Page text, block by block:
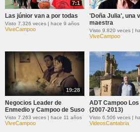
7:1
Las júnior van a por todas
Visto 7.326 veces | hace 9 años
ViveCampoo
'Doña Julia', una
maestra
Visto 9.820 veces |
ViveCampoo
19:28
Negocios Leader de
Enmedio y Campoo de Suso
Visto 7.263 veces | hace 11 años
ViveCampoo
ADT Campoo Los
(2007-2013)
Visto 6.506 veces |
VideosCantabria